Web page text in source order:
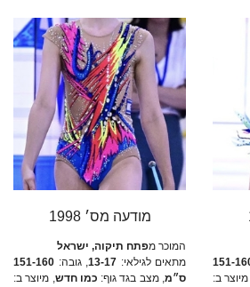
151-
ב:
מודעה מס׳ 1998
המוכר מפתח תיקוה, ישראל
מתאים לגילאי: 13-17, גובה: 151-160
ס״מ, מצב בגד גוף: כמו חדש, מיוצר ב: